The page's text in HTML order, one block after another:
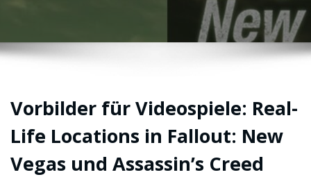
Vorbilder für Videospiele: Real-
Life Locations in Fallout: New
Vegas und Assassin’s Creed